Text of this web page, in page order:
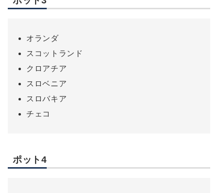
オランダ
スコットランド
クロアチア
スロベニア
スロバキア
チェコ
ポット4